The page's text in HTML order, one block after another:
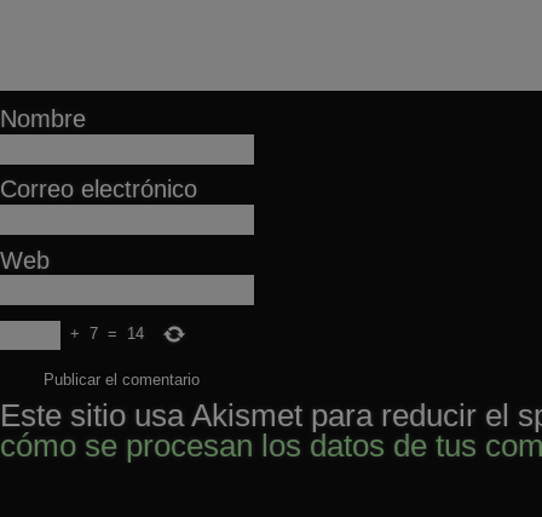
Nombre
Correo electrónico
Web
+ 7 = 14
Este sitio usa Akismet para reducir el
cómo se procesan los datos de tus